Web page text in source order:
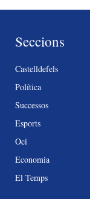
Seccions
Castelldefels
Política
Successos
Esports
Oci
Economia
El Temps